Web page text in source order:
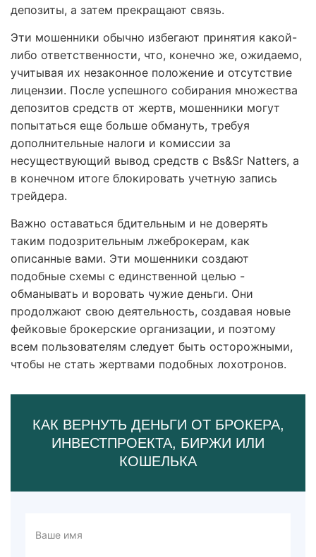
депозиты, а затем прекращают связь.
Эти мошенники обычно избегают принятия какой-
либо ответственности, что, конечно же, ожидаемо,
учитывая их незаконное положение и отсутствие
лицензии. После успешного собирания множества
депозитов средств от жертв, мошенники могут
попытаться еще больше обмануть, требуя
дополнительные налоги и комиссии за
несуществующий вывод средств с Bs&Sr Natters, а
в конечном итоге блокировать учетную запись
трейдера.
Важно оставаться бдительным и не доверять
таким подозрительным лжеброкерам, как
описанные вами. Эти мошенники создают
подобные схемы с единственной целью -
обманывать и воровать чужие деньги. Они
продолжают свою деятельность, создавая новые
фейковые брокерские организации, и поэтому
всем пользователям следует быть осторожными,
чтобы не стать жертвами подобных лохотронов.
КАК ВЕРНУТЬ ДЕНЬГИ ОТ БРОКЕРА,
ИНВЕСТПРОЕКТА, БИРЖИ ИЛИ
КОШЕЛЬКА